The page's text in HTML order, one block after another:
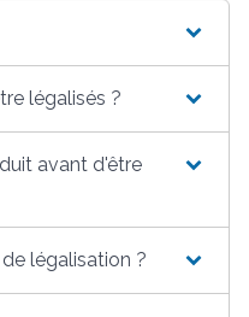
légalisés ?
avant d'être
légalisation ?